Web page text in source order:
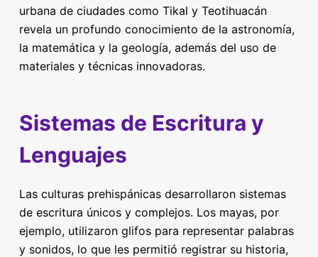
urbana de ciudades como Tikal y Teotihuacán
revela un profundo conocimiento de la astronomía,
la matemática y la geología, además del uso de
materiales y técnicas innovadoras.
Sistemas de Escritura y
Lenguajes
Las culturas prehispánicas desarrollaron sistemas
de escritura únicos y complejos. Los mayas, por
ejemplo, utilizaron glifos para representar palabras
y sonidos, lo que les permitió registrar su historia,